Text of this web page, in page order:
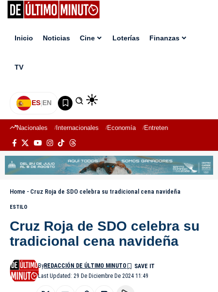
Inicio Noticias Cine Loterías Finanzas
TV
ES|EN
Nacionales Internacionales Economía Entretenimiento
Home - Cruz Roja de SDO celebra su tradicional cena navideña
ESTILO
Cruz Roja de SDO celebra su
tradicional cena navideña
Last Updated: 29 De Diciembre De 2024 11:49
ByREDACCIÓN DE ÚLTIMO MINUTO